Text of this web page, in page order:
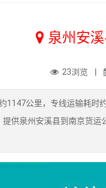
泉州安溪
23浏览 |
公里，专线运输耗时
供泉州安溪县到南京货